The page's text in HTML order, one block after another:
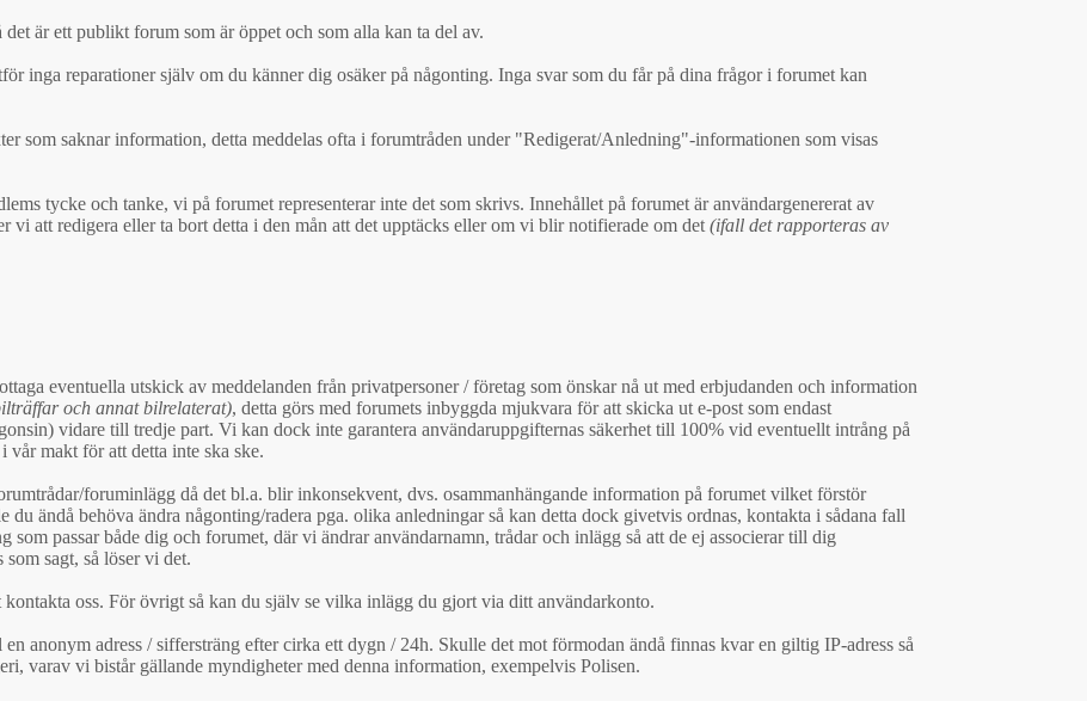
är ett publikt forum som är öppet och som alla kan ta del av.
inga reparationer själv om du känner dig osäker på någonting. Inga svar som du får på dina frågor i forumet kan
som saknar information, detta meddelas ofta i forumtråden under "Redigerat/Anledning"-informationen som visas
tycke och tanke, vi på forumet representerar inte det som skrivs. Innehållet på forumet är användargenererat av
att redigera eller ta bort detta i den mån att det upptäcks eller om vi blir notifierade om det (ifall det rapporteras av
eventuella utskick av meddelanden från privatpersoner / företag som önskar nå ut med erbjudanden och information
och annat bilrelaterat), detta görs med forumets inbyggda mjukvara för att skicka ut e-post som endast
vidare till tredje part. Vi kan dock inte garantera användaruppgifternas säkerhet till 100% vid eventuellt intrång på
makt för att detta inte ska ske.
foruminlägg då det bl.a. blir inkonsekvent, dvs. osammanhängande information på forumet vilket förstör
ändå behöva ändra någonting/radera pga. olika anledningar så kan detta dock givetvis ordnas, kontakta i sådana fall
passar både dig och forumet, där vi ändrar användarnamn, trådar och inlägg så att de ej associerar till dig
sagt, så löser vi det.
oss. För övrigt så kan du själv se vilka inlägg du gjort via ditt användarkonto.
anonym adress / siffersträng efter cirka ett dygn / 24h. Skulle det mot förmodan ändå finnas kvar en giltig IP-adress så
varav vi bistår gällande myndigheter med denna information, exempelvis Polisen.